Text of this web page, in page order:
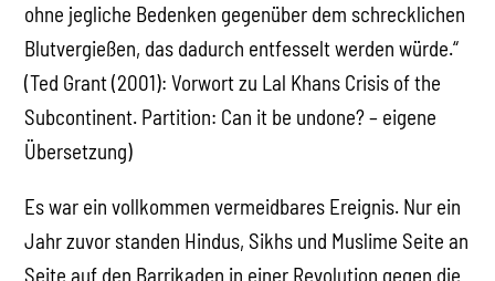
ohne jegliche Bedenken gegenüber dem schrecklichen
Blutvergießen, das dadurch entfesselt werden würde.“
(Ted Grant (2001): Vorwort zu Lal Khans Crisis of the
Subcontinent. Partition: Can it be undone? – eigene
Übersetzung)
Es war ein vollkommen vermeidbares Ereignis. Nur ein
Jahr zuvor standen Hindus, Sikhs und Muslime Seite an
Seite auf den Barrikaden in einer Revolution gegen die